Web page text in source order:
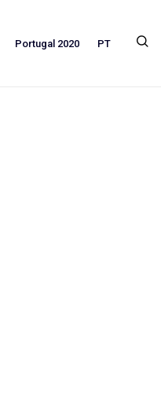
Portugal 2020 PT